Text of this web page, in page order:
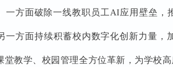
一方面破除一线教职员工AI应用壁垒
一方面持续积蓄校内数字化创新力量
堂教学、校园管理全方位革新，为学校